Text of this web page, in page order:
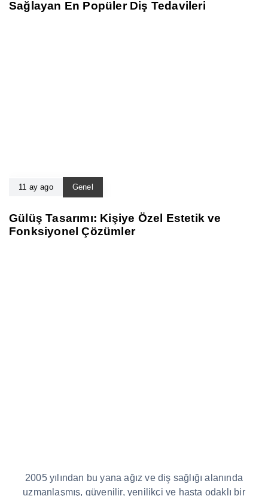
Sağlayan En Popüler Diş Tedavileri
11 ay ago Genel
Gülüş Tasarımı: Kişiye Özel Estetik ve
Fonksiyonel Çözümler
2005 yılından bu yana ağız ve diş sağlığı alanında
uzmanlaşmış, güvenilir, yenilikçi ve hasta odaklı bir